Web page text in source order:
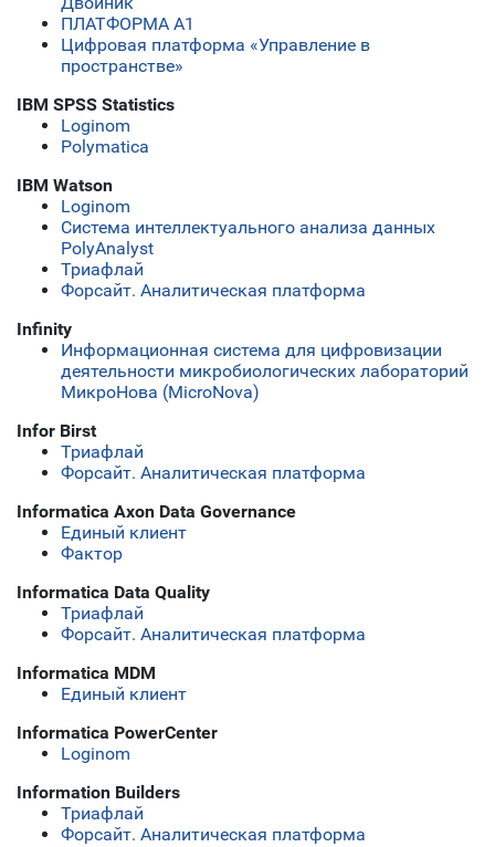
ПЛАТФОРМА А1
Цифровая платформа «Управление в
пространстве»
IBM SPSS Statistics
Loginom
Polymatica
IBM Watson
Loginom
Система интеллектуального анализа данных
PolyAnalyst
Триафлай
Форсайт. Аналитическая платформа
Infinity
Информационная система для цифровизации
деятельности микробиологических лабораторий
МикроНова (MicroNova)
Infor Birst
Триафлай
Форсайт. Аналитическая платформа
Informatica Axon Data Governance
Единый клиент
Фактор
Informatica Data Quality
Триафлай
Форсайт. Аналитическая платформа
Informatica MDM
Единый клиент
Informatica PowerCenter
Loginom
Information Builders
Триафлай
Форсайт. Аналитическая платформа